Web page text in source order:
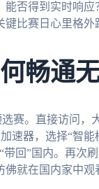
能否得到实时响应
比赛日心里格外
畅通
赛。直接访问，
速器，选择“智能
回”国内。再次
就在国内家中观